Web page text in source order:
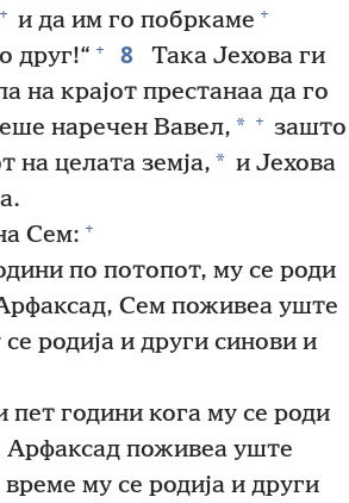
+ и да им го побркаме +
друг!“ + 8
Така Јехова ги
на крајот престанаа да го
наречен Вавел, * + зашто
на целата земја, * и Јехова
Сем: +
по потопот, му се роди
Сем поживеа уште
родија и други синови и
пет години кога му се роди
поживеа уште
му се родија и други